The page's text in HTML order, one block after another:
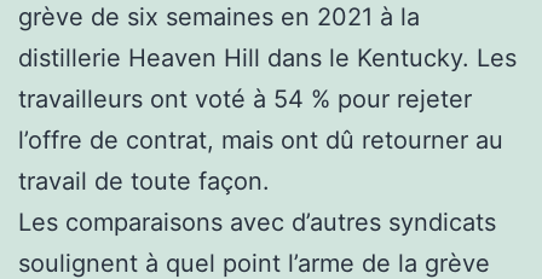
grève de six semaines en 2021 à la
distillerie Heaven Hill dans le Kentucky. Les
travailleurs ont voté à 54 % pour rejeter
l’offre de contrat, mais ont dû retourner au
travail de toute façon.
Les comparaisons avec d’autres syndicats
soulignent à quel point l’arme de la grève